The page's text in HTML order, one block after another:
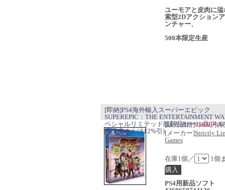
ユーモアと皮肉に溢
索型2Dアクション
ンチャー、
500本限定生産
[即納]PS4海外輸入スーパーエピック
SUPEREPIC：THE ENTERTAINMENT
ペシャルリミテッド版新品セール品(メ
購読者さんは12%引)
[販売価格]9,000円(
[メーカー]Strictly
Games
在庫1個／ 1個
PS4用新品ソフト